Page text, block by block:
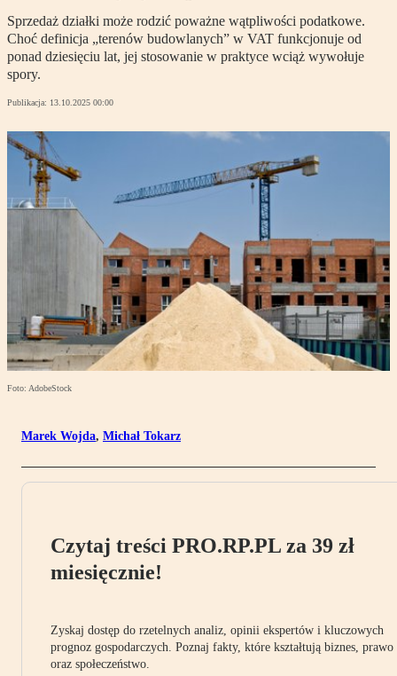
Sprzedaż działki może rodzić poważne wątpliwości podatkowe.
Choć definicja „terenów budowlanych” w VAT funkcjonuje od
ponad dziesięciu lat, jej stosowanie w praktyce wciąż wywołuje
spory.
Publikacja: 13.10.2025 00:00
Foto: AdobeStock
Marek Wojda, Michał Tokarz
Czytaj treści PRO.RP.PL za 39 zł
miesięcznie!
Zyskaj dostęp do rzetelnych analiz, opinii ekspertów i kluczowych
prognoz gospodarczych. Poznaj fakty, które kształtują biznes, prawo
oraz społeczeństwo.